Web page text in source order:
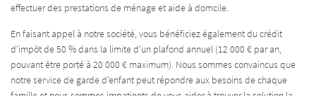
CONTACT
effectuer des prestations de ménage et aide à domcile.
En faisant appel à notre société, vous bénéficiez également du crédit
d'impôt de 50 % dans la limite d'un plafond annuel (12 000 € par an,
pouvant être porté à 20 000 € maximum). Nous sommes convaincus que
notre service de garde d'enfant peut répondre aux besoins de chaque